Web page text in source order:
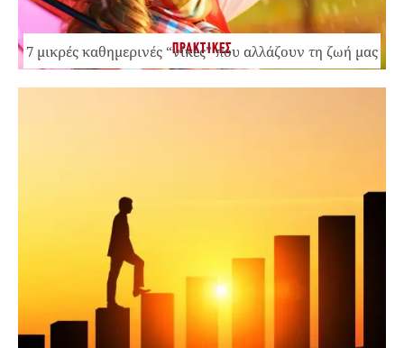
ΠΡΑΚΤΙΚΕΣ
7 μικρές καθημερινές “νίκες” που αλλάζουν τη ζωή μας